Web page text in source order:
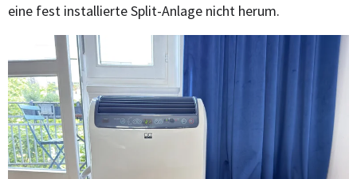
eine fest installierte Split-Anlage nicht herum.